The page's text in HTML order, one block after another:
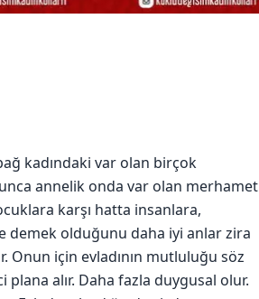
kadındaki var olan birçok
annelik onda var olan merhamet
karşı hatta insanlara,
demek olduğunu daha iyi anlar zira
Onun için evladının mutluluğu söz
alır. Daha fazla duygusal olur.